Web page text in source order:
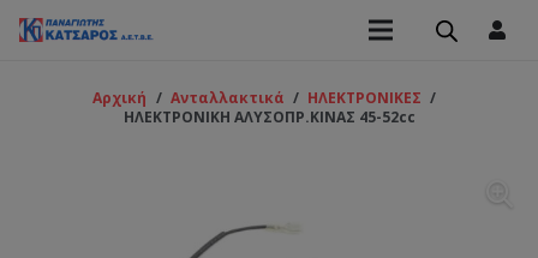
Αρχική / Ανταλλακτικά / ΗΛΕΚΤΡΟΝΙΚΕΣ /
ΗΛΕΚΤΡΟΝΙΚΗ ΑΛΥΣΟΠΡ.ΚΙΝΑΣ 45-52cc